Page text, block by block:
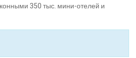
350 тыс. мини-отелей и